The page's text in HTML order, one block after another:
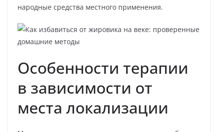
народные средства местного применения.
Особенности терапии
в зависимости от
места локализации